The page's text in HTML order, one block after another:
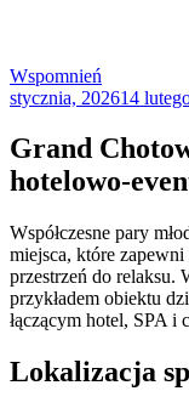
Wspomnień
stycznia, 202614
Grand
hotelowo-
Współczesne pary
miejsca, które
przestrzeń do relaksu.
przykładem obiektu
łączącym hotel, SPA i
Lokalizacja